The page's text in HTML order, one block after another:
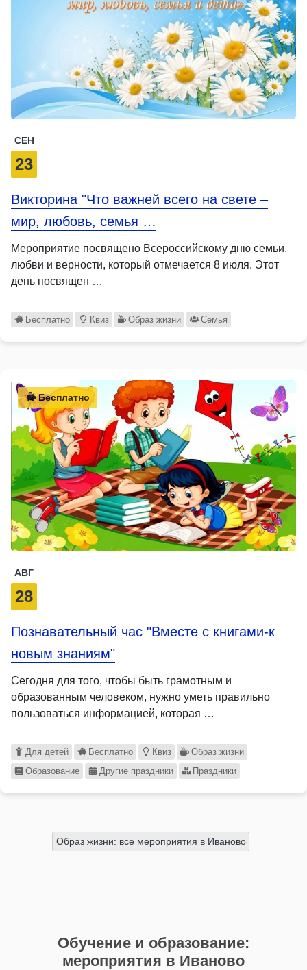
СЕН
23
Викторина "Что важней всего на свете –
мир, любовь, семья …
Мероприятие посвящено Всероссийскому дню семьи,
любви и верности, который отмечается 8 июля. Этот
день посвящен …
Бесплатно Квиз Образ жизни Семья
Бесплатно
АВГ
28
Познавательный час "Вместе с книгами-к
новым знаниям"
Сегодня для того, чтобы быть грамотным и
образованным человеком, нужно уметь правильно
пользоваться информацией, которая …
Для детей Бесплатно Квиз
Образ жизни
Образование
Другие праздники Праздники
Образ жизни: все мероприятия в Иваново
Обучение и образование:
мероприятия в Иваново